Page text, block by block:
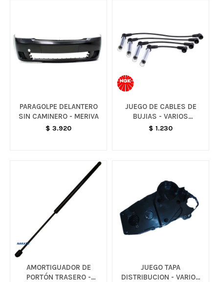
PARAGOLPE DELANTERO
SIN CAMINERO - MERIVA
$ 3.920
JUEGO DE CABLES DE
BUJIAS - VARIOS
MODELOS
$ 1.230
AMORTIGUADOR DE
PORTÓN TRASERO -
JUEGO TAPA
DISTRIBUCION - VARIOS